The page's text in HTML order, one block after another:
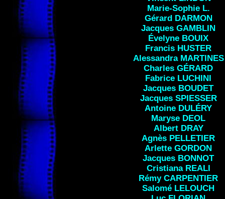
Marie-Sophie L.
Gérard DARMON
Jacques GAMBLIN
Évelyne BOUIX
Francis HUSTER
Alessandra MARTINES
Charles GÉRARD
Fabrice LUCHINI
Jacques BOUDET
Jacques SPIESSER
Antoine DULÉRY
Maryse DEOL
Albert DRAY
Agnès PELLETIER
Arlette GORDON
Jacques BONNOT
Cristiana REALI
Rémy CARPENTIER
Salomé LELOUCH